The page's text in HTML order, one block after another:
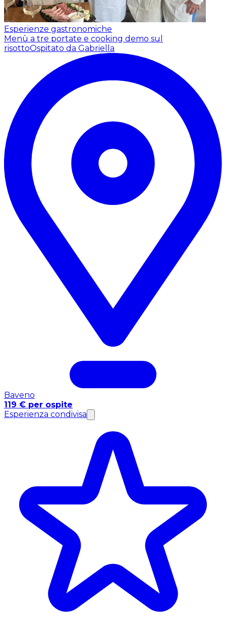
Esperienze gastronomiche
Menù a tre portate e cooking demo sul
risottoOspitato da Gabriella
Baveno
119 € per ospite
Esperienza condivisa